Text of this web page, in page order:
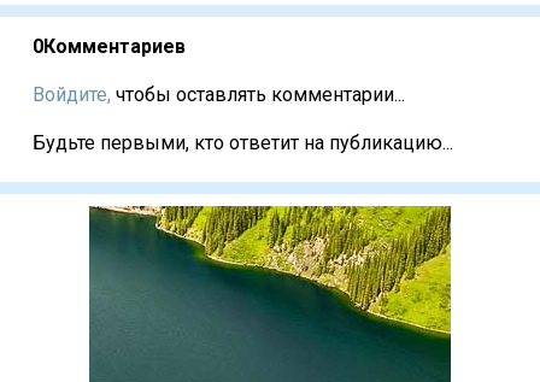
0Комментариев
Войдите, чтобы оставлять комментарии...
Будьте первыми, кто ответит на публикацию...